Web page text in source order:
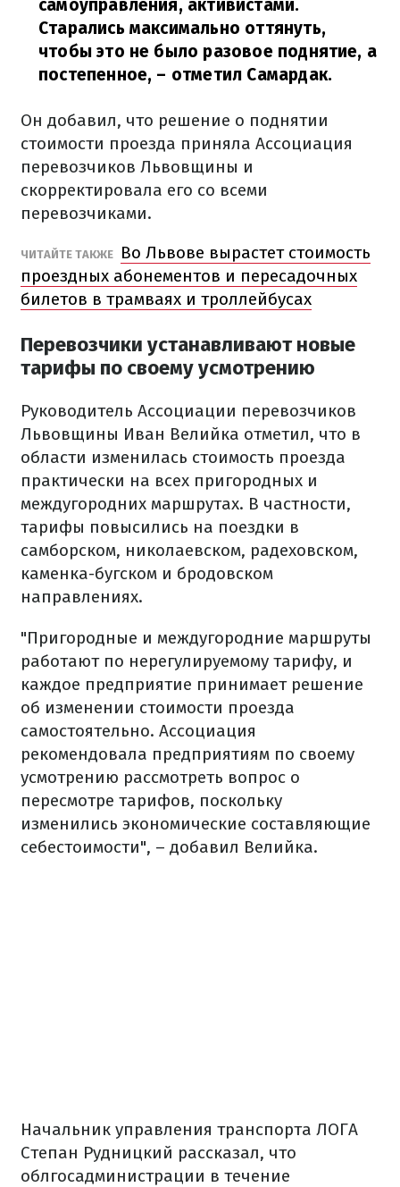
самоуправления, активистами.
Старались максимально оттянуть,
чтобы это не было разовое поднятие, а
постепенное, – отметил Самардак.
Он добавил, что решение о поднятии
стоимости проезда приняла Ассоциация
перевозчиков Львовщины и
скорректировала его со всеми
перевозчиками.
ЧИТАЙТЕ ТАКЖЕ
Во Львове вырастет стоимость
проездных абонементов и пересадочных
билетов в трамваях и троллейбусах
Перевозчики устанавливают новые
тарифы по своему усмотрению
Руководитель Ассоциации перевозчиков
Львовщины Иван Велийка отметил, что в
области изменилась стоимость проезда
практически на всех пригородных и
междугородних маршрутах. В частности,
тарифы повысились на поездки в
самборском, николаевском, радеховском,
каменка-бугском и бродовском
направлениях.
"Пригородные и междугородние маршруты
работают по нерегулируемому тарифу, и
каждое предприятие принимает решение
об изменении стоимости проезда
самостоятельно. Ассоциация
рекомендовала предприятиям по своему
усмотрению рассмотреть вопрос о
пересмотре тарифов, поскольку
изменились экономические составляющие
себестоимости", – добавил Велийка.
Начальник управления транспорта ЛОГА
Степан Рудницкий рассказал, что
облгосадминистрации в течение